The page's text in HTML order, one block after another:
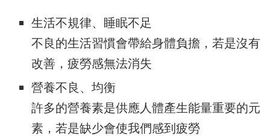
生活不規律、睡眠不足
不良的生活習慣會帶給身體負擔，若是沒有
改善，疲勞感無法消失
營養不良、均衡
許多的營養素是供應人體產生能量重要的元
素，若是缺少會使我們感到疲勞